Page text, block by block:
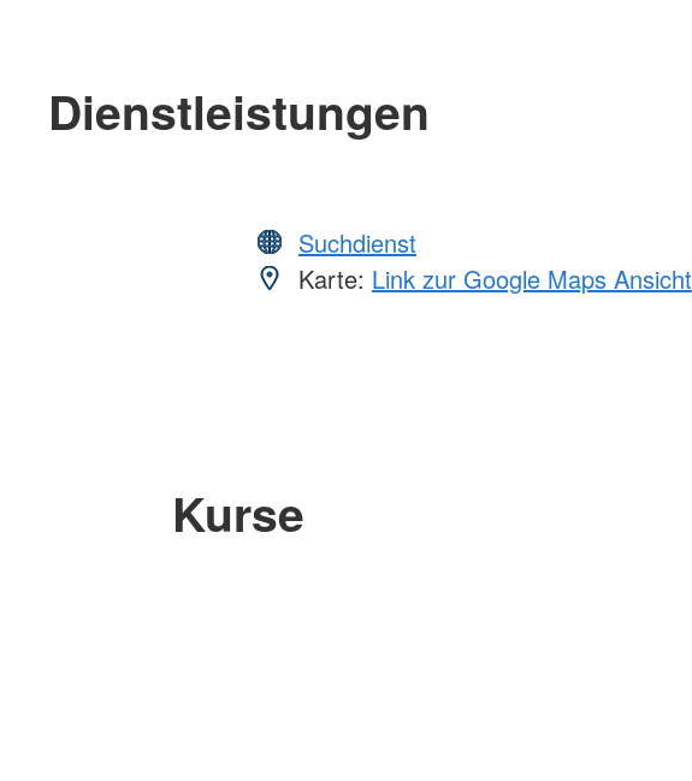
Dienstleistungen
Suchdienst
Karte: Link zur Google Maps Ansicht
Kurse